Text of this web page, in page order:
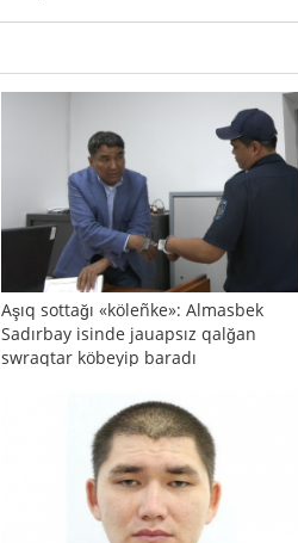
Aşıq sottağı «köleñke»: Almasbek
Sadırbay isinde jauapsız qalğan
swraqtar köbeyip baradı